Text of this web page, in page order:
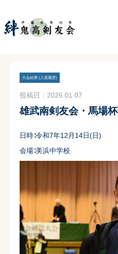
大会結果 (入賞履歴)
投稿日：2026.01.07
雄武南剣友会・馬場杯
日時∶令和7年12月14日(日)
会場∶美浜中学校